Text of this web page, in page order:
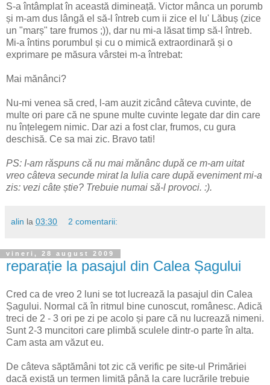
S-a întâmplat în această dimineață. Victor mânca un porumb
și m-am dus lângă el să-l întreb cum ii zice el lu' Lăbuș (zice
un "marș" tare frumos ;)), dar nu mi-a lăsat timp să-l întreb.
Mi-a întins porumbul și cu o mimică extraordinară și o
exprimare pe măsura vârstei m-a întrebat:
Mai mănânci?
Nu-mi venea să cred, l-am auzit zicând câteva cuvinte, de
multe ori pare că ne spune multe cuvinte legate dar din care
nu înțelegem nimic. Dar azi a fost clar, frumos, cu gura
deschisă. Ce sa mai zic. Bravo tati!
PS: I-am răspuns că nu mai mănânc după ce m-am uitat
vreo câteva secunde mirat la Iulia care după eveniment mi-a
zis: vezi câte știe? Trebuie numai să-l provoci. :).
alin la 03:30 2 comentarii:
vineri, 28 august 2009
reparație la pasajul din Calea Șagului
Cred ca de vreo 2 luni se tot lucrează la pasajul din Calea
Șagului. Normal că în ritmul bine cunoscut, românesc. Adică
treci de 2 - 3 ori pe zi pe acolo și pare că nu lucrează nimeni.
Sunt 2-3 muncitori care plimbă sculele dintr-o parte în alta.
Cam asta am văzut eu.
De câteva săptămâni tot zic că verific pe site-ul Primăriei
dacă există un termen limită până la care lucrările trebuie